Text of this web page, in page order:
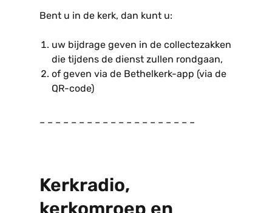
Bent u in de kerk, dan kunt u:
uw bijdrage geven in de collectezakken
die tijdens de dienst zullen rondgaan,
of geven via de Bethelkerk-app (via de
QR-code)
– – – – – – – – – – – – – – – – – – – –
Kerkradio,